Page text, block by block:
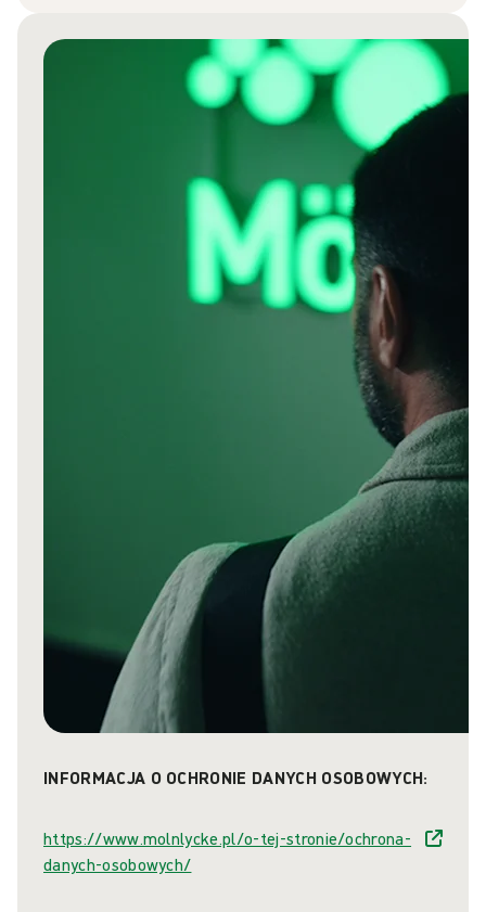
INFORMACJA O OCHRONIE DANYCH OSOBOWYCH:
https://www.molnlycke.pl/o-tej-stronie/ochrona-
danych-osobowych/